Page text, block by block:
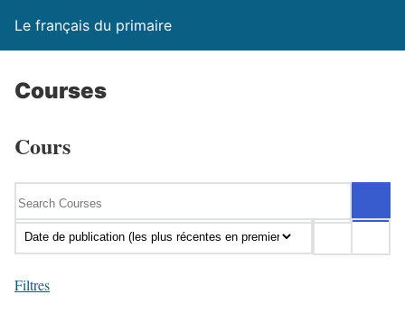
Le français du primaire
Courses
Cours
Filtres